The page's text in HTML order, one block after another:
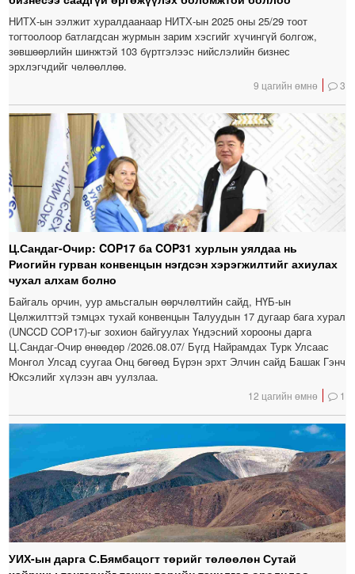
НИТХ-ын ээлжит хуралдаанаар НИТХ-ын 2025 оны 25/29 тоот
тогтоолоор батлагдсан журмын зарим хэсгийг хүчингүй болгож,
зөвшөөрлийн шинжтэй 103 бүртгэлээс нийслэлийн бизнес
эрхлэгчдийг чөлөөллөө.
9 цагийн өмнө 3
Ц.Сандаг-Очир: COP17 ба COP31 хурлын уялдаа нь
Риогийн гурван конвенцын нэгдсэн хэрэгжилтийг ахиулах
чухал алхам болно
Байгаль орчин, уур амьсгалын өөрчлөлтийн сайд, НҮБ-ын
Цөлжилттэй тэмцэх тухай конвенцын Талуудын 17 дугаар бага хурал
(UNCCD COP17)-ыг зохион байгуулах Үндэсний хорооны дарга
Ц.Сандаг-Очир өнөөдөр /2026.08.07/ Бүгд Найрамдах Турк Улсаас
Монгол Улсад суугаа Онц бөгөөд Бүрэн эрхт Элчин сайд Башак Гэнч
Юксэлийг хүлээн авч уулзлаа.
12 цагийн өмнө 1
УИХ-ын дарга С.Бямбацогт төрийг төлөөлөн Сутай